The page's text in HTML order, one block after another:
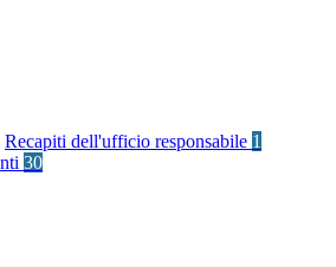
Recapiti dell'ufficio responsabile 1
30